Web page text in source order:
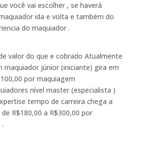
você vai escolher , se haverá
ida e volta e também do
do maquiador .
valor do que e cobrado Atualmente
maquiador júnior (iniciante) gira em
por maquiagem
nível master (especialista )
tempo de carreira chega a
R$180,00 a R$300,00 por
.